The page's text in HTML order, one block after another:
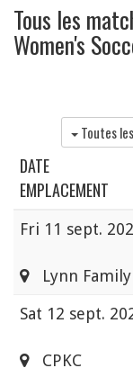
Tous les
Women's
Toutes
DATE
EMPLACEMENT
Fri 11 sept.
Lynn Family
Sat 12 sept.
CPKC